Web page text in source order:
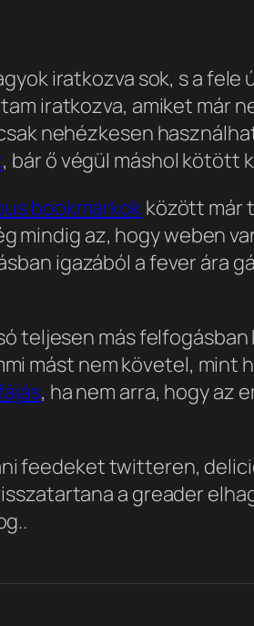
iratkozva sok, s a fele
iratkozva, amiket már
nehézkesen
, bár ő végül máshol kötött
bookmarkokközött már
mindig az, hogy weben
igazából a fever ára
teljesen más
mást nem követel, mint
, ha nem arra, hogy az
feedeket twitteren,
a greader
.